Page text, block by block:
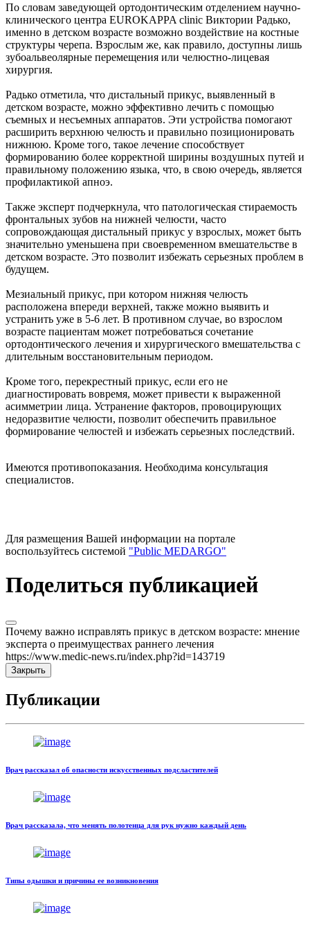
По словам заведующей ортодонтическим отделением научно-
клинического центра EUROKAPPA clinic Виктории Радько,
именно в детском возрасте возможно воздействие на костные
структуры черепа. Взрослым же, как правило, доступны лишь
зубоальвеолярные перемещения или челюстно-лицевая
хирургия.
Радько отметила, что дистальный прикус, выявленный в
детском возрасте, можно эффективно лечить с помощью
съемных и несъемных аппаратов. Эти устройства помогают
расширить верхнюю челюсть и правильно позиционировать
нижнюю. Кроме того, такое лечение способствует
формированию более корректной ширины воздушных путей и
правильному положению языка, что, в свою очередь, является
профилактикой апноэ.
Также эксперт подчеркнула, что патологическая стираемость
фронтальных зубов на нижней челюсти, часто
сопровождающая дистальный прикус у взрослых, может быть
значительно уменьшена при своевременном вмешательстве в
детском возрасте. Это позволит избежать серьезных проблем в
будущем.
Мезиальный прикус, при котором нижняя челюсть
расположена впереди верхней, также можно выявить и
устранить уже в 5-6 лет. В противном случае, во взрослом
возрасте пациентам может потребоваться сочетание
ортодонтического лечения и хирургического вмешательства с
длительным восстановительным периодом.
Кроме того, перекрестный прикус, если его не
диагностировать вовремя, может привести к выраженной
асимметрии лица. Устранение факторов, провоцирующих
недоразвитие челюсти, позволит обеспечить правильное
формирование челюстей и избежать серьезных последствий.
Имеются противопоказания. Необходима консультация
специалистов.
Для размещения Вашей информации на портале
воспользуйтесь системой "Public MEDARGO"
Поделиться публикацией
Почему важно исправлять прикус в детском возрасте: мнение
эксперта о преимуществах раннего лечения
https://www.medic-news.ru/index.php?id=143719
Закрыть
Публикации
Врач рассказал об опасности искусственных подсластителей
Врач рассказала, что менять полотенца для рук нужно каждый день
Типы одышки и причины ее возникновения